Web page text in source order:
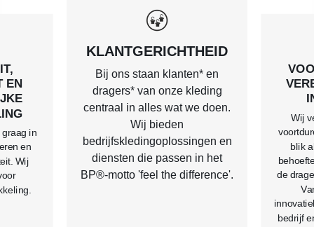
EN
in
en
Wij
KLANTGERICHTHEID
Bij ons staan klanten* en
dragers* van onze kleding
centraal in alles wat we doen.
Wij bieden
bedrijfskledingoplossingen en
diensten die passen in het
BP®-motto 'feel the difference'.
Wij
blik
de
bedrijf